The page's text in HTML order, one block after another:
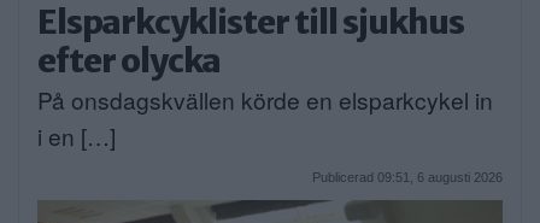
Elsparkcyklister till sjukhus
efter olycka
På onsdagskvällen körde en elsparkcykel in
i en […]
Publicerad 09:51, 6 augusti 2026